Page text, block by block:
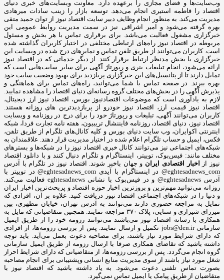
وب‌سایت‌ها و فضای مجازی را برعهده دارد. معاونت وبسایت‌های خبری دنیای
اقتصاد را فاطمه استیری انجام می‌دهد. توسعه بازار را زینب سادات میرهادی
مدیریت می‌کند. به منظور انجام وظایف دبیر سایت اقتصاد نیوز از توان حمید متقی
بهره گرفته می‌شود و امیر اشراقی نیز در سمت مدیریت روابط عمومی این
خبرگزاری مشغول فعالیت می‌باشد. برای برقراری تماس با هر بخش و مسئول
مربوطه در اقتصاد نیوز راه‌های ارتباطی مختلفی در اختیار کاربران گذاشته شده
است. کاربران می‌توانند از طریق تلفن تماس و نمابرهای درج شده در وبسایت این
خبرگزاری با بخش مدنظر ارتباط برقرار کنند. از دیگر خدماتی که در اقتصاد نیوز
ارائه می‌شود، انجام تبلیغات بنری و رپورتاژ آگهی برای سایر سایت‌هایی است که
تمایل دارند تا از پتانسیل‌های این خبرگزاری پربازدید برای بهبود وضعیت سایت خود
بهره ببرند. در صفحه تماس با شما می‌توانید، راه‌های تماس برای هماهنگی و
پذیرش آگهی را در بخش‌های مختلف گروه رسانه‌ای دنیای اقتصاد را مشاهده نمایید.
لازم به یادآوری است که موضوعات اقتصادنیوز بورس، اقتصاد نیوز ارز دیجیتال،
اقتصاد نیوز قیمت ارز، اقتصاد نیوز خودرو از پربازدیدترین های روزانه هستند.
کاربران می‌توانند آگهی، تبلیغات و رپورتاژ خود را برای درج در روزنامه و وبسایت
اقتصاد نیوز، دنیای اقتصاد، روزنامه فایننشال تریبیون، هفته نامه تجارت فردا، شبکه
اینترنتی اکوایران، وب سایت دنیای بورس و کلیه کانال‌های تلگرام از طریق تلفن،
فکس، ایمیل و حساب تلگرام اعلام شده در اختیار مدیریت قرار دهند. علاقمندان به
شبکه‎‌های اجتماعی نیز می‌توانند کانال خبری اقتصاد نیوز را در شبکه‌ها و بسترهای
مختلف مانند: فیس‌بوک، توییتر، اینستاگرام و تلگرام دنبال کنند و با دانلود اقتصاد
نیوز از اخبار اقتصادی ایران و جهان باخبر شوند. اقتصاد نیوز در تلگرام با آدرس
eghtesadnews_com@ در اینستاگرام با آیدی eghtesadnews_com@ در توییتر با
آدرس eghtesadnews@ و در فیس‌بوک با نشانی eghtesadnews فعالیت می‌کند.
روزانه می‌توانید مهم‌ترین و بروزترین اخبار حوزه اقتصاد و پربحث‌ترین اخبار ایران
و دنیا را در شبکه‌های اجتماعی اقتصاد نیوز دریافت کنید. علاوه بر آن، افرادی که
تمایل به مراجعه حضوری دارند می‌توانند به آدرس تهران، خیابان مطهری، بین
میرزای شیرازی و سنایی، پلاک ۳۷۰ مراجعه نمایند. همچنین متقاضیانی که مایل به
همکاری با رسانه‌ اقتصاد نیوز می‌باشند می‌توانند رزومه خود را از طریق ایمیل
سازمانی jobs@den.ir تکمیل و ارسال نمایند. پس از بررسی رزومه‌ها، از افرادی
که دارای شرایط مورد نیاز باشند، برای مصاحبه دعوت بعمل می‌آید. باید توجه
داشته باشید که تقاضای همکاری صرفا با ارسال رزومه از طریق ایمیل سازمانی
گروه انجام می‌گردد. پس از بررسی رزومه‌ها، از متقاضیانی که دارای شرایط احراز
شغل مورد نیاز باشند از سوی مدیریت منابع انسانی وپشتیبانی برای انجام مصاحبه
بصورت تماس تلفنی دعوت می‌شود. به یاد داشته باشید که اقتصاد نیوز با
متقاضیان از طریق پیامک یا ایمیل تماس نمی‌گیرد.